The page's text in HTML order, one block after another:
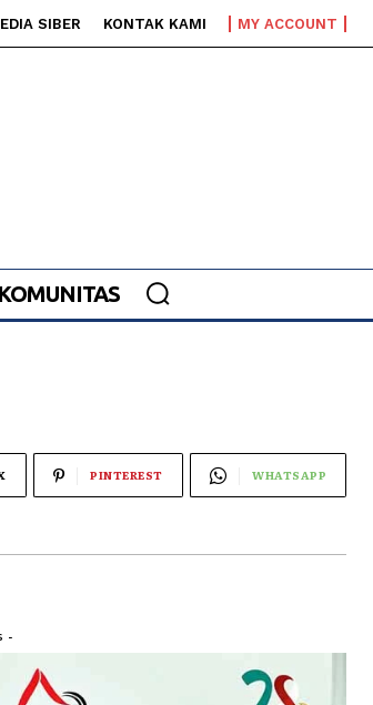
SIBER KONTAK KAMI MY ACCOUNT
KOMUNITAS
PINTEREST WHATSAPP
-